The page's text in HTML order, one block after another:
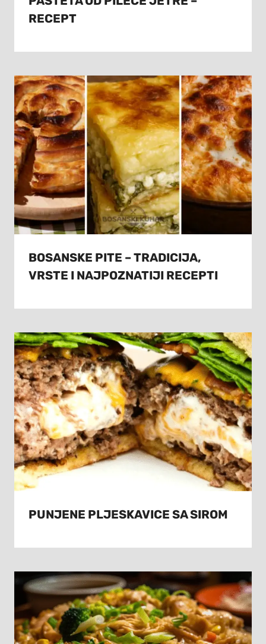
RECEPT
BOSANSKE PITE – TRADICIJA,
VRSTE I NAJPOZNATIJI RECEPTI
PUNJENE PLJESKAVICE SA SIROM